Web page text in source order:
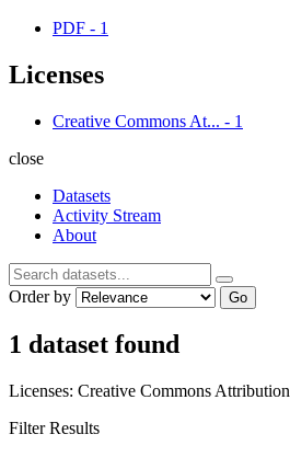
PDF - 1
Licenses
Creative Commons At... - 1
close
Datasets
Activity Stream
About
Order by Go
1 dataset found
Licenses: Creative Commons Attribution
Filter Results